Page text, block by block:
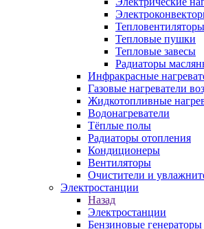
Тепловентиляторы
Тепловые пушки
Тепловые завесы
Радиаторы
Инфракрасные
Газовые нагреватели
Жидкотопливные
Водонагреватели
Тёплые полы
Радиаторы отопления
Кондиционеры
Вентиляторы
Очистители и
Электростанции
Назад
Электростанции
Бензиновые генераторы